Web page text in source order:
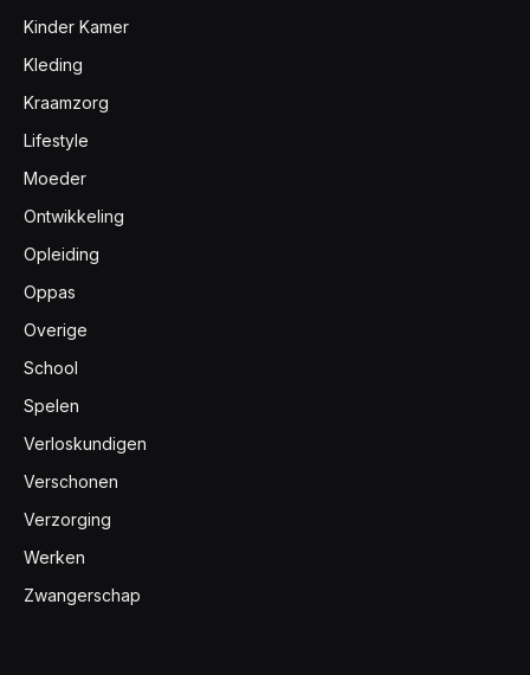
Kinder Kamer
Kleding
Kraamzorg
Lifestyle
Moeder
Ontwikkeling
Opleiding
Oppas
Overige
School
Spelen
Verloskundigen
Verschonen
Verzorging
Werken
Zwangerschap